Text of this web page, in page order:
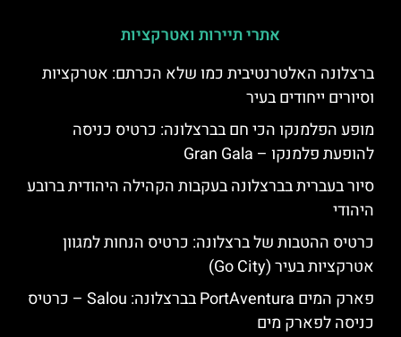
אתרי תיירות ואטרקציות
ברצלונה האלטרנטיבית כמו שלא הכרתם: אטרקציות
וסיורים ייחודים בעיר
מופע הפלמנקו הכי חם בברצלונה: כרטיס כניסה
להופעת פלמנקו – Gran Gala
סיור בעברית בברצלונה בעקבות הקהילה היהודית ברובע
היהודי
כרטיס ההטבות של ברצלונה: כרטיס הנחות למגוון
אטרקציות בעיר (Go City)
פארק המים PortAventura בברצלונה: Salou – כרטיס
כניסה לפארק מים